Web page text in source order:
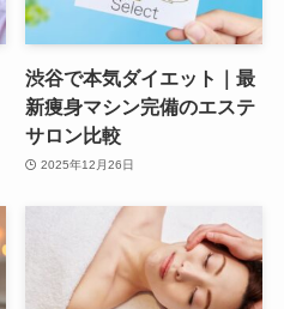
渋谷で本気ダイエット｜最
新痩身マシン完備のエステ
サロン比較
2025年12月26日